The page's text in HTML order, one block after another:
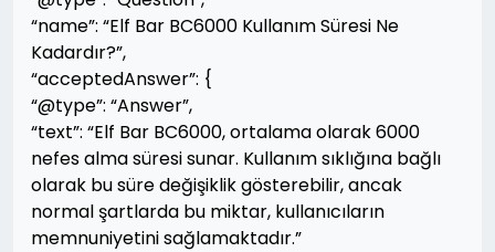
“name”: “Elf Bar BC6000 Kullanım Süresi Ne
Kadardır?”,
“acceptedAnswer”: {
“@type”: “Answer”,
“text”: “Elf Bar BC6000, ortalama olarak 6000
nefes alma süresi sunar. Kullanım sıklığına bağlı
olarak bu süre değişiklik gösterebilir, ancak
normal şartlarda bu miktar, kullanıcıların
memnuniyetini sağlamaktadır.”